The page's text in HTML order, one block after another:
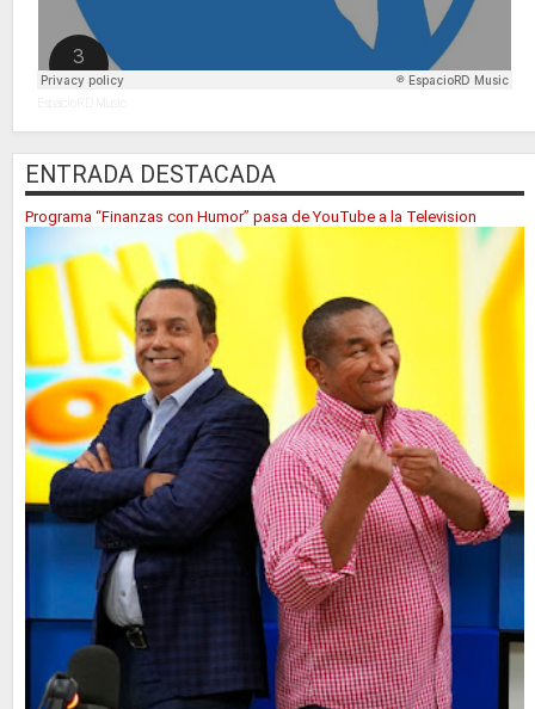
EspacioRD Music
ENTRADA DESTACADA
Programa “Finanzas con Humor” pasa de YouTube a la Television